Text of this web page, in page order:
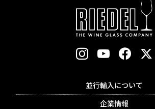
並行輸入について
企業情報